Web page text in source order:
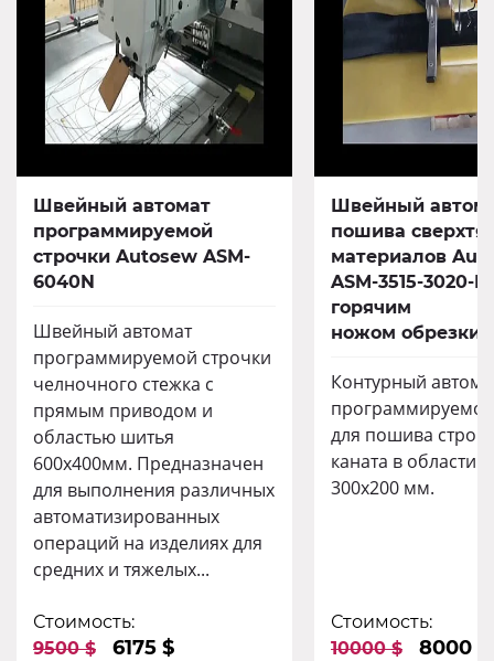
Швейный автомат
программируемой
строчки Autosew ASM-
6040N
Швейный автомат
программируемой строчки
челночного стежка с
прямым приводом и
областью шитья
600х400мм. Предназначен
для выполнения различных
автоматизированных
операций на изделиях для
средних и тяжелых...
Стоимость:
9500 $
6175 $
Швейный
пошива
материалов
ASM-3515-3020-
горячим
ножом обрезки
Контурный
для пошива
каната в области
300х200 мм.
Стоимость:
10000 $
8000 $